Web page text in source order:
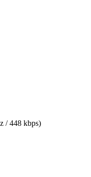
448 kbps)